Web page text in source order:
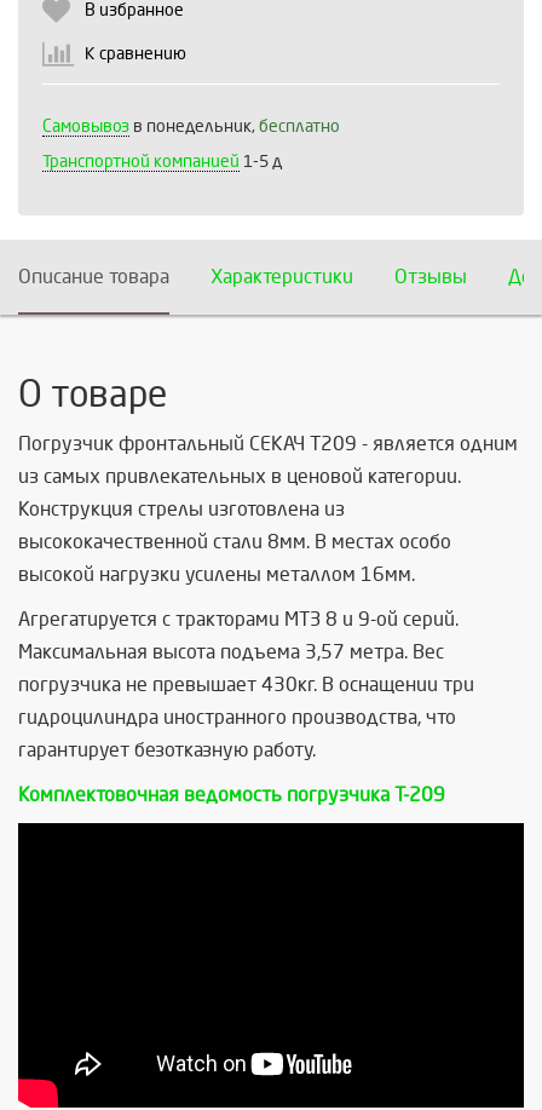
В избранное
К сравнению
Самовывоз в понедельник, бесплатно
Транспортной компанией 1-5 д
Описание товара Характеристики Отзывы
О товаре
Погрузчик фронтальный СЕКАЧ Т209 - является одним
из самых привлекательных в ценовой категории.
Конструкция стрелы изготовлена из
высококачественной стали 8мм. В местах особо
высокой нагрузки усилены металлом 16мм.
Агрегатируется с тракторами МТЗ 8 и 9-ой серий.
Максимальная высота подъема 3,57 метра. Вес
погрузчика не превышает 430кг. В оснащении три
гидроцилиндра иностранного производства, что
гарантирует безотказную работу.
Комплектовочная ведомость погрузчика Т-209